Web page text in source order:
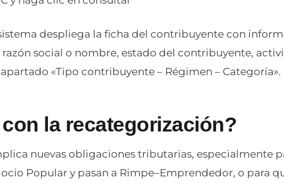
despliega la ficha del contribuyente con
social o nombre, estado del contribuyente,
«Tipo contribuyente – Régimen – Categoría».
la recategorización?
nuevas obligaciones tributarias, especialmente
Popular y pasan a Rimpe–Emprendedor, o para